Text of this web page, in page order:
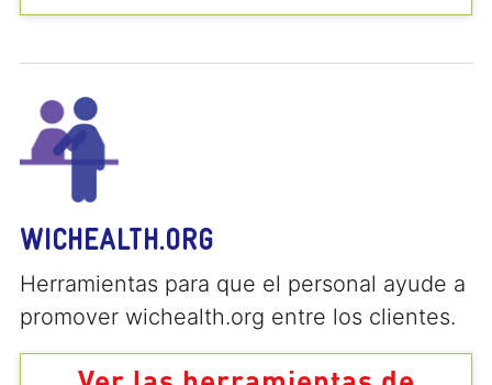
WICHEALTH.ORG
Herramientas para que el personal ayude a
promover wichealth.org entre los clientes.